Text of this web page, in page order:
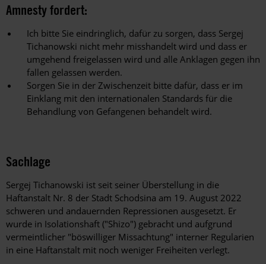
Amnesty fordert:
Ich bitte Sie eindringlich, dafür zu sorgen, dass Sergej
Tichanowski nicht mehr misshandelt wird und dass er
umgehend freigelassen wird und alle Anklagen gegen ihn
fallen gelassen werden.
Sorgen Sie in der Zwischenzeit bitte dafür, dass er im
Einklang mit den internationalen Standards für die
Behandlung von Gefangenen behandelt wird.
Sachlage
Sergej Tichanowski ist seit seiner Überstellung in die
Haftanstalt Nr. 8 der Stadt Schodsina am 19. August 2022
schweren und andauernden Repressionen ausgesetzt. Er
wurde in Isolationshaft ("Shizo") gebracht und aufgrund
vermeintlicher "böswilliger Missachtung" interner Regularien
in eine Haftanstalt mit noch weniger Freiheiten verlegt.